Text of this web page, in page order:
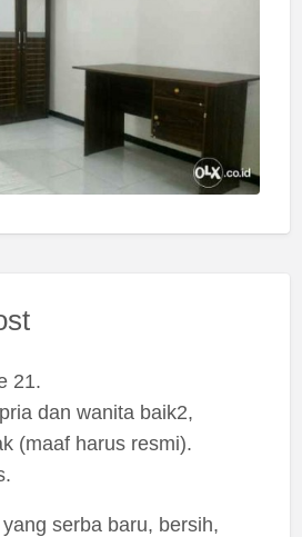
21.
dan wanita baik2,
(maaf harus resmi).
serba baru, bersih,